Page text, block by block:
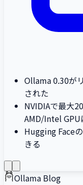
Ollama 0.30が
された
NVIDIAで最大
AMD/Intel GPU
Hugging Face
きる
Ollama Blog